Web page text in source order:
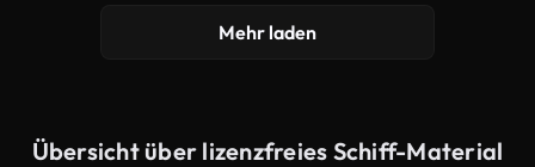
Mehr laden
Übersicht über lizenzfreies Schiff-Material